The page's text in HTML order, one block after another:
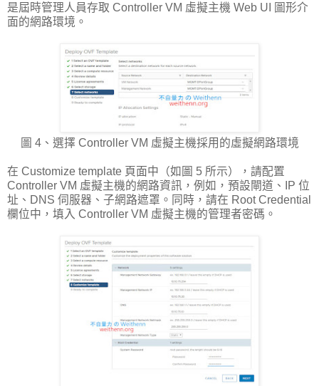
是屆時管理人員存取 Controller VM 虛擬主機 Web UI 圖形介
面的網路環境。
圖 4、選擇 Controller VM 虛擬主機採用的虛擬網路環境
在 Customize template 頁面中（如圖 5 所示），請配置
Controller VM 虛擬主機的網路資訊，例如，預設閘道、IP 位
址、DNS 伺服器、子網路遮罩。同時，請在 Root Credential
欄位中，填入 Controller VM 虛擬主機的管理者密碼。